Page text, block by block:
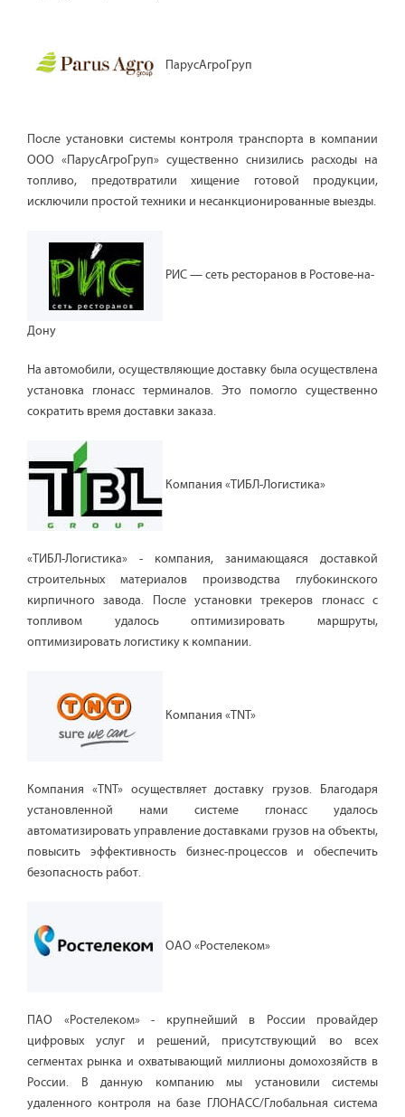
ПарусАгроГруп
После установки системы контроля транспорта в компании
ООО «ПарусАгроГруп» существенно снизились расходы на
топливо, предотвратили хищение готовой продукции,
исключили простой техники и несанкционированные выезды.
РИС — сеть ресторанов в Ростове-на-
Дону
На автомобили, осуществляющие доставку была осуществлена
установка глонасс терминалов. Это помогло существенно
сократить время доставки заказа.
Компания «ТИБЛ-Логистика»
«ТИБЛ-Логистика» - компания, занимающаяся доставкой
строительных материалов производства глубокинского
кирпичного завода. После установки трекеров глонасс с
топливом удалось оптимизировать маршруты,
оптимизировать логистику к компании.
Компания «TNT»
Компания «TNT» осуществляет доставку грузов. Благодаря
установленной нами системе глонасс удалось
автоматизировать управление доставками грузов на объекты,
повысить эффективность бизнес-процессов и обеспечить
безопасность работ.
ОАО «Ростелеком»
ПАО «Ростелеком» - крупнейший в России провайдер
цифровых услуг и решений, присутствующий во всех
сегментах рынка и охватывающий миллионы домохозяйств в
России. В данную компанию мы установили системы
удаленного контроля на базе ГЛОНАСС/Глобальная система